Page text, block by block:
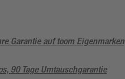
Garantie auf toom Eigenmarken
90 Tage Umtauschgarantie